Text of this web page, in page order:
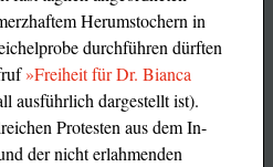
Herumstochern in
durchführen dürften
»Freiheit für Dr. Bianca
ausführlich dargestellt ist).
Protesten aus dem In-
der nicht erlahmenden